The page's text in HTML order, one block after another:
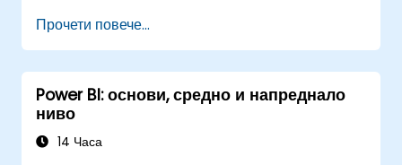
Прочети повече...
Power BI: основи, средно и напреднало
ниво
14 Часа